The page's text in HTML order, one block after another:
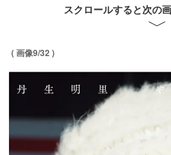
スクロールすると次の
( 画像9/32 )